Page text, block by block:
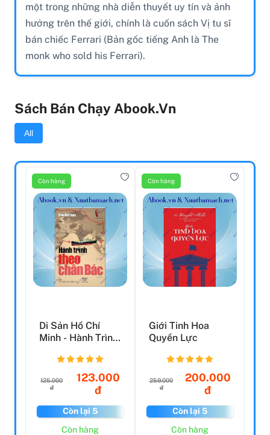
một trong những nhà diễn thuyết uy tín và ảnh
hưởng trên thế giới, chính là cuốn sách Vị tu sĩ
bán chiếc Ferrari (Bản gốc tiếng Anh là The
monk who sold his Ferrari).
Sách Bán Chạy Abook.vn
All
Còn hàng
Di Sản Hồ Chí
Minh - Hành Trình
(Tái...
125.000
đ
123.000
đ
Còn lại 5
Còn hàng
Còn hàng
Giới Tinh Hoa
Quyền Lực
259.000
đ
200.000
đ
Còn lại 5
Còn hàng